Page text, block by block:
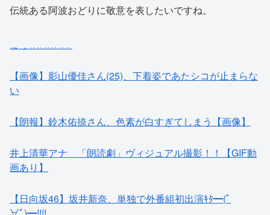
伝統ある阿波おどりに敬意を表したいですね。
【画像】影山優佳さん(25)、下着姿であたシコが止まらな
い
井上清華アナ 「朗読劇」ヴィジュアル撮影！！【GIF動
画あり】
【日向坂46】坂井新奈、単独で外番組初出演ｷﾀ━(ﾟ
∀ﾟ)━!!!!